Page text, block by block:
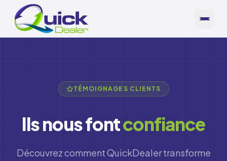
Aller au contenu principal
TÉMOIGNAGES CLIENTS
Ils nous fontconfiance
Découvrez comment QuickDealer transforme